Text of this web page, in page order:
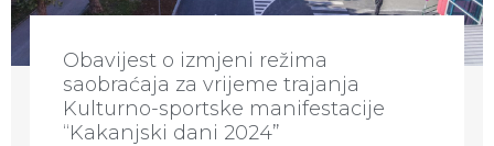
Obavijest o izmjeni režima
saobraćaja za vrijeme trajanja
Kulturno-sportske manifestacije
“Kakanjski dani 2024”